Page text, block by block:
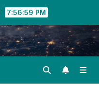
7:56:59 PM